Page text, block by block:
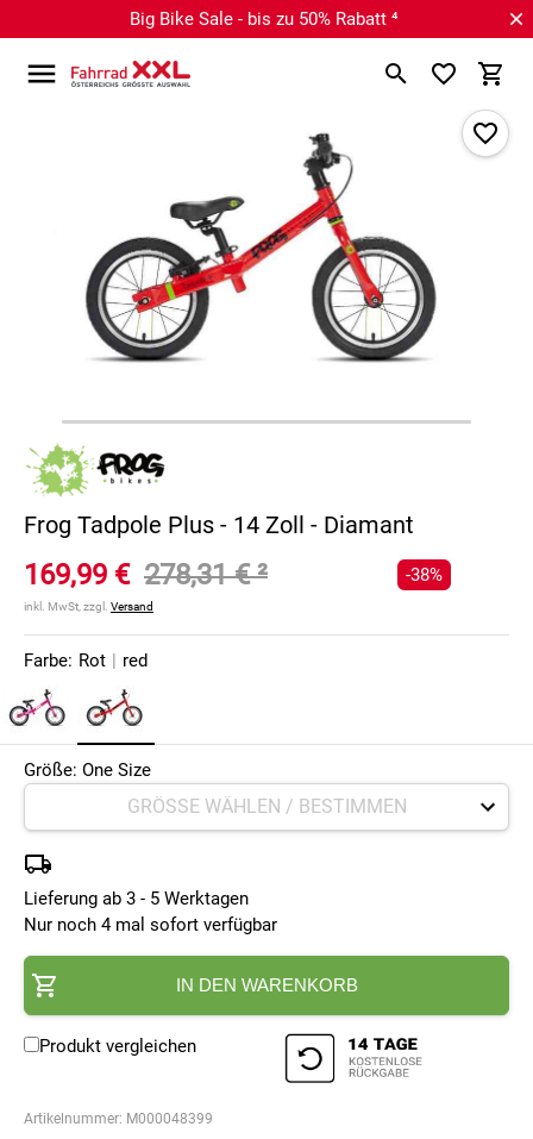
Big Bike Sale - bis zu 50% Rabatt ⁴
Frog Tadpole Plus - 14 Zoll - Diamant
169,99 € 278,31 €²
inkl. MwSt, zzgl. Versand
-38%
Farbe: Rot | red
Größe: One Size
Lieferung ab 3 - 5 Werktagen
Nur noch 4 mal sofort verfügbar
IN DEN WARENKORB
Produkt vergleichen
Artikelnummer: M000048399